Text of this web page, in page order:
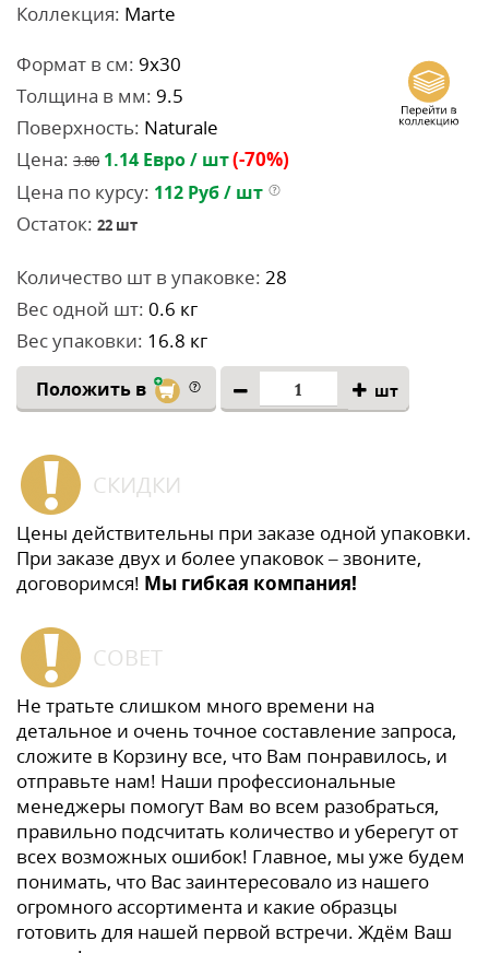
Коллекция: Marte
Формат в см: 9x30
Толщина в мм: 9.5
Поверхность: Naturale
Цена: 3.80 1.14 Евро / шт(-70%)
Цена по курсу: 112 Руб / шт
Остаток: 22 шт
Количество шт в упаковке: 28
Вес одной шт: 0.6 кг
Вес упаковки: 16.8 кг
Положить в шт
СКИДКИ
Цены действительны при заказе одной упаковки.
При заказе двух и более упаковок – звоните,
договоримся! Мы гибкая компания!
СОВЕТ
Не тратьте слишком много времени на
детальное и очень точное составление запроса,
сложите в Корзину все, что Вам понравилось, и
отправьте нам! Наши профессиональные
менеджеры помогут Вам во всем разобраться,
правильно подсчитать количество и уберегут от
всех возможных ошибок! Главное, мы уже будем
понимать, что Вас заинтересовало из нашего
огромного ассортимента и какие образцы
готовить для нашей первой встречи. Ждём Ваш